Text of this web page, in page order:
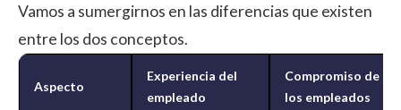
Vamos a sumergirnos en las diferencias que existen
entre los dos conceptos.
Aspecto
Experiencia del
empleado
Compromiso de
los empleados